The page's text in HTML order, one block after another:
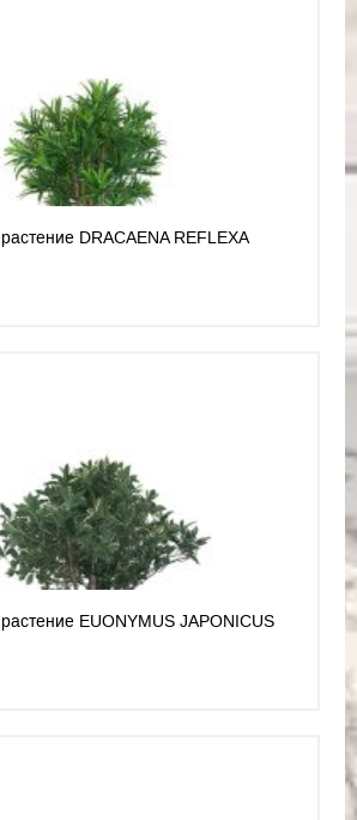
DRACAENA REFLEXA
EUONYMUS JAPONICUS